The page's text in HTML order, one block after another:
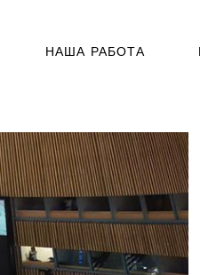
НАША РАБОТА